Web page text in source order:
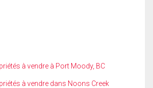
à vendre à Port Moody, BC
à vendre dans Noons Creek